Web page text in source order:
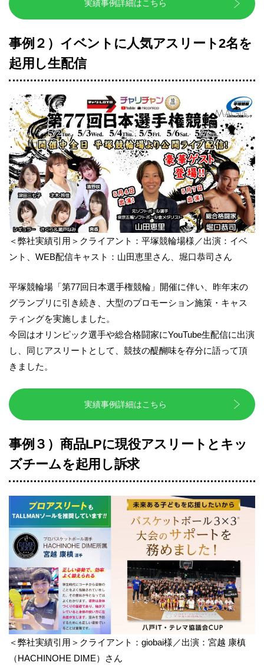
実績事例詳細はこちら
事例２）イベントに人気アスリート2名を
起用し生配信
＜弊社実績引用＞クライアント：平塚競輪場様／出演：イベ
ント、WEB配信キャスト：山田恵里さん、堀口恭司さん
平塚競輪場「第77回日本選手権競輪」開催に伴い、昨年末の
グランプリに引き続き、大型のプロモーション施策・キャス
ティングを実施しました。
今回はオリンピック選手や総合格闘家にYouTube生配信に出演
し、同じアスリートとして、競技の醍醐味を存分に語って頂
きました。
実績事例詳細はこちら
事例３）商品LPに現役アスリートとキッ
ズチームを起用し訴求
＜弊社実績引用＞クライアント：giobai様／出演：宮越 康槙
（HACHINOHE DIME）さん